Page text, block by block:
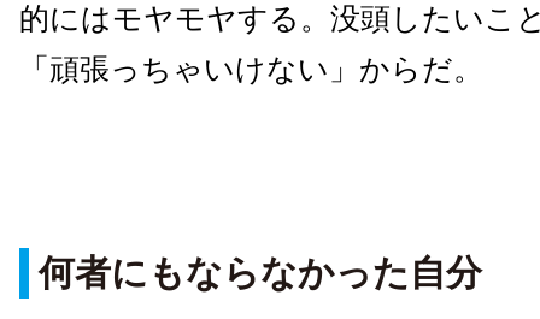
的にはモヤモヤする。没頭したいこ
「頑張っちゃいけない」からだ。
何者にもならなかった自分